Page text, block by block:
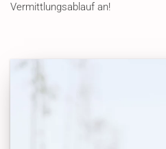
Vermittlungsablauf an!